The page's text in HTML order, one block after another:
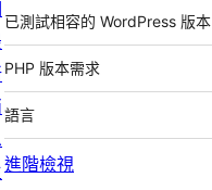
已測試相容的 WordPress 版本
PHP 版本需求
語言
進階檢視